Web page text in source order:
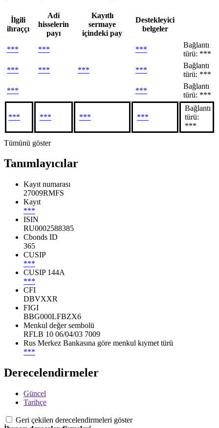
İlgili
ihraççı
Adi
hisselerin
payı
Kayıtlı
sermaye
içindeki pay
Destekleyici
belgeler
*** *** ***
Bağlantı
türü: ***
***
*** *** ***
Bağlantı
türü: ***
***
***
Bağlantı
türü: ***
*** *** *** ***
Bağlantı
türü:
***
Tümünü göster
Tanımlayıcılar
Kayıt numarası
27009RMFS
Kayıt
***
ISIN
RU0002588385
Cbonds ID
365
CUSIP
***
CUSIP 144A
***
CFI
DBVXXR
FIGI
BBG000LFBZX6
Menkul değer sembolü
RFLB 10 06/04/03 7009
Rus Merkez Bankasına göre menkul kıymet türü
***
Derecelendirmeler
Güncel
Tarihçe
Geri çekilen derecelendirmeleri göster